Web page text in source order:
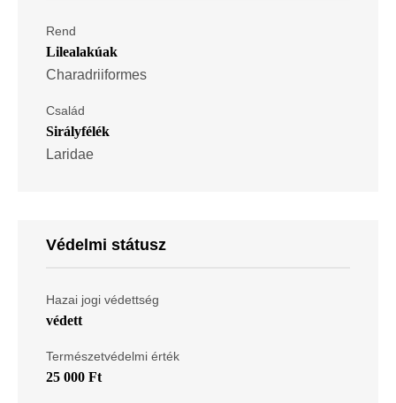
Rend
Lilealakúak
Charadriiformes
Család
Sirályfélék
Laridae
Védelmi státusz
Hazai jogi védettség
védett
Természetvédelmi érték
25 000 Ft